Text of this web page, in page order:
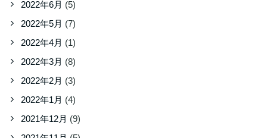
2022年6月 (5)
2022年5月 (7)
2022年4月 (1)
2022年3月 (8)
2022年2月 (3)
2022年1月 (4)
2021年12月 (9)